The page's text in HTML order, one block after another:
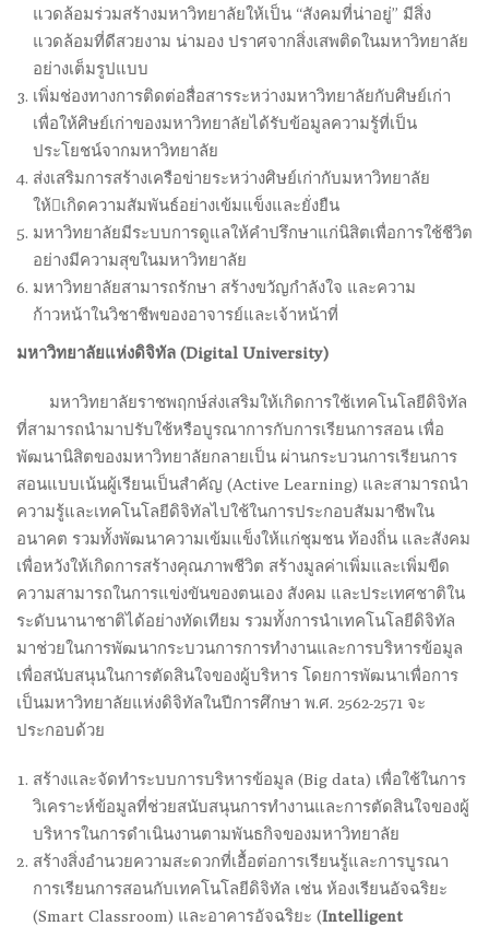
แวดล้อมร่วมสร้างมหาวิทยาลัยให้เป็น “สังคมที่น่าอยู่” มีสิ่ง
แวดล้อมที่ดีสวยงาม น่ามอง ปราศจากสิ่งเสพติดในมหาวิทยาลัย
อย่างเต็มรูปแบบ
เพิ่มช่องทางการติดต่อสื่อสารระหว่างมหาวิทยาลัยกับศิษย์เก่า
เพื่อให้ศิษย์เก่าของมหาวิทยาลัยได้รับข้อมูลความรู้ที่เป็น
ประโยชน์จากมหาวิทยาลัย
ส่งเสริมการสร้างเครือข่ายระหว่างศิษย์เก่ากับมหาวิทยาลัย
ให้เกิดความสัมพันธ์อย่างเข้มแข็งและยั่งยืน
มหาวิทยาลัยมีระบบการดูแลให้คำปรึกษาแก่นิสิตเพื่อการใช้ชีวิต
อย่างมีความสุขในมหาวิทยาลัย
มหาวิทยาลัยสามารถรักษา สร้างขวัญกำลังใจ และความ
ก้าวหน้าในวิชาชีพของอาจารย์และเจ้าหน้าที่
มหาวิทยาลัยแห่งดิจิทัล (Digital University)
มหาวิทยาลัยราชพฤกษ์ส่งเสริมให้เกิดการใช้เทคโนโลยีดิจิทัล
ที่สามารถนำมาปรับใช้หรือบูรณาการกับการเรียนการสอน เพื่อ
พัฒนานิสิตของมหาวิทยาลัยกลายเป็น ผ่านกระบวนการเรียนการ
สอนแบบเน้นผู้เรียนเป็นสำคัญ (Active Learning) และสามารถนำ
ความรู้และเทคโนโลยีดิจิทัลไปใช้ในการประกอบสัมมาชีพใน
อนาคต รวมทั้งพัฒนาความเข้มแข็งให้แก่ชุมชน ท้องถิ่น และสังคม
เพื่อหวังให้เกิดการสร้างคุณภาพชีวิต สร้างมูลค่าเพิ่มและเพิ่มขีด
ความสามารถในการแข่งขันของตนเอง สังคม และประเทศชาติใน
ระดับนานาชาติได้อย่างทัดเทียม รวมทั้งการนำเทคโนโลยีดิจิทัล
มาช่วยในการพัฒนากระบวนการการทำงานและการบริหารข้อมูล
เพื่อสนับสนุนในการตัดสินใจของผู้บริหาร โดยการพัฒนาเพื่อการ
เป็นมหาวิทยาลัยแห่งดิจิทัลในปีการศึกษา พ.ศ. 2562-2571 จะ
ประกอบด้วย
สร้างและจัดทำระบบการบริหารข้อมูล (Big data) เพื่อใช้ในการ
วิเคราะห์ข้อมูลที่ช่วยสนับสนุนการทำงานและการตัดสินใจของผู้
บริหารในการดำเนินงานตามพันธกิจของมหาวิทยาลัย
สร้างสิ่งอำนวยความสะดวกที่เอื้อต่อการเรียนรู้และการบูรณา
การเรียนการสอนกับเทคโนโลยีดิจิทัล เช่น ห้องเรียนอัจฉริยะ
(Smart Classroom) และอาคารอัจฉริยะ (Intelligent